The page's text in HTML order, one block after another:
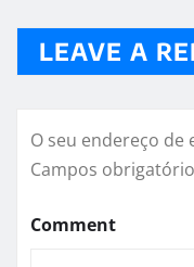
LEAVE A
O seu endereço de
Campos
Comment